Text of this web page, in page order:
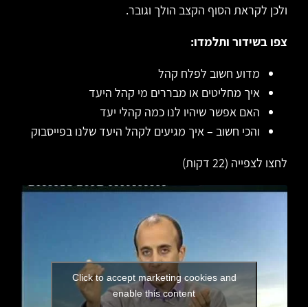
ולכן לקראת הסוף הקצב הולך וגובר.
צפו בשידור ותלמדו:
מדוע חשוב לפלח קהל
איך מחליטים או מבררים מי קהל היעד
האם אפשר שיהיו לנו כמה קהלי יעד
והכי חשוב – איך מגיעים לקהל היעד שלנו בפייסבוק
לחצו לצפייה (22 דקות)
Click to accept marketing cookies and
enable this content